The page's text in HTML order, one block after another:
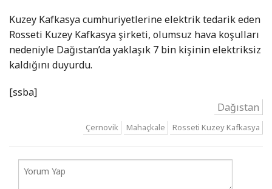
Kuzey Kafkasya cumhuriyetlerine elektrik tedarik eden
Rosseti Kuzey Kafkasya şirketi, olumsuz hava koşulları
nedeniyle Dağıstan’da yaklaşık 7 bin kişinin elektriksiz
kaldığını duyurdu.
[ssba]
Dağıstan
Çernovik Mahaçkale Rosseti Kuzey Kafkasya